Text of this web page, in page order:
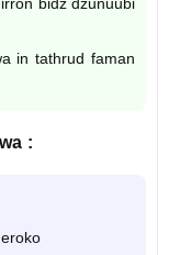
in tathrud faman
: